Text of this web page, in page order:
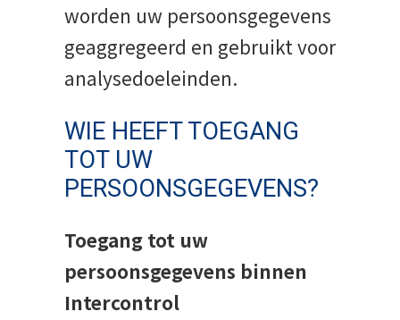
worden uw persoonsgegevens
geaggregeerd en gebruikt voor
analysedoeleinden.
WIE HEEFT TOEGANG
TOT UW
PERSOONSGEGEVENS?
Toegang tot uw
persoonsgegevens binnen
Intercontrol